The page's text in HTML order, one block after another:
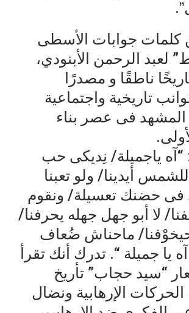
جوابات الأسطى
لعبد الرحمن الأبنودي،
ناطقًا و مصدرًا
تاريخية واجتماعية
فى عصر بناء
ياجميلة/ نِديكى حب
أيدينا/ ولو تعبنا
فى حضنك تعسيلة/ ونقوم
لا أبو جهل جهله يحرفنا/
حيخوْفنا/ ماحناش ضُعاف
يا جميلة “. تدرك أنك تقرأ
“سيد حجاب” تأريخ
الحركات الإرهابية ونضال